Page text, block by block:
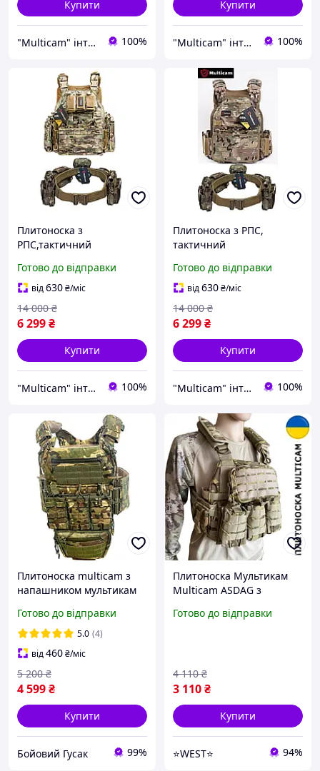
Купити
"Multicam" інтернет магазин 100%
Купити
"Multicam" інтернет магазин 100%
Плитоноска з
РПС,тактичний
військовий жилет
розвантаження ТМ
MULTICAM X470 колір
мультикам, 5 підсумків, 3
вставки в
Готово до відправки
від630₴/міс
6 299₴
14 000 ₴
Купити
"Multicam" інтернет магазин 100%
Плитоноска з РПС,
тактичний
військовий жилет
розвантаження ТМ
MULTICAM X690 колір
мультикам, захист 360,
MOLLE,
Готово до відправки
від630₴/міс
6 299₴
14 000 ₴
Купити
"Multicam" інтернет магазин 100%
Плитоноска multicam з
напашником мультикам
бічними кишенями
Плитоноска plate carrier
Готово до відправки
5.0 (4)
від460₴/міс
4 599₴
5 200 ₴
Купити
Бойовий Гусак 99%
Плитоноска Мультикам
Multicam ASDAG з
системою MOLLE під
Готово до відправки
3 110₴
4 110 ₴
Купити
⭐️WEST⭐️ 94%